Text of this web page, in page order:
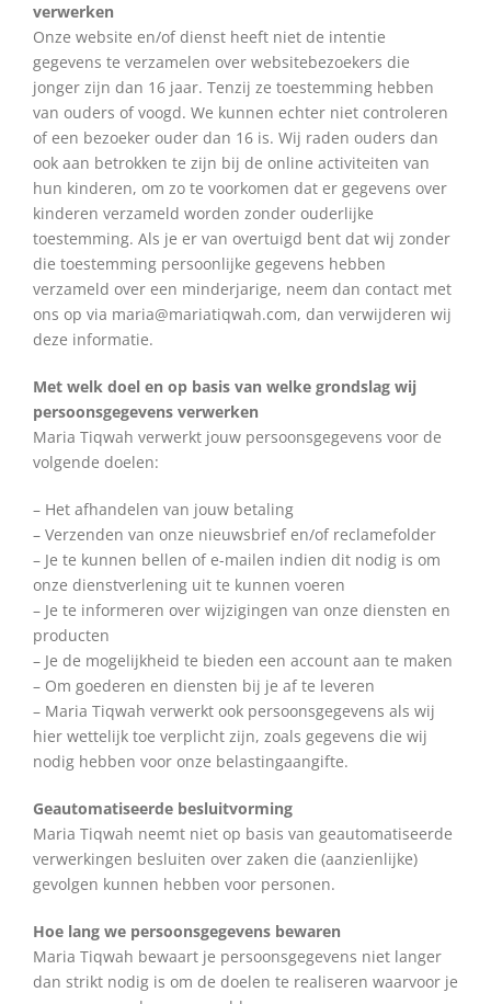
verwerken
Onze website en/of dienst heeft niet de intentie
gegevens te verzamelen over websitebezoekers die
jonger zijn dan 16 jaar. Tenzij ze toestemming hebben
van ouders of voogd. We kunnen echter niet controleren
of een bezoeker ouder dan 16 is. Wij raden ouders dan
ook aan betrokken te zijn bij de online activiteiten van
hun kinderen, om zo te voorkomen dat er gegevens over
kinderen verzameld worden zonder ouderlijke
toestemming. Als je er van overtuigd bent dat wij zonder
die toestemming persoonlijke gegevens hebben
verzameld over een minderjarige, neem dan contact met
ons op via maria@mariatiqwah.com, dan verwijderen wij
deze informatie.
Met welk doel en op basis van welke grondslag wij
persoonsgegevens verwerken
Maria Tiqwah verwerkt jouw persoonsgegevens voor de
volgende doelen:
– Het afhandelen van jouw betaling
– Verzenden van onze nieuwsbrief en/of reclamefolder
– Je te kunnen bellen of e-mailen indien dit nodig is om
onze dienstverlening uit te kunnen voeren
– Je te informeren over wijzigingen van onze diensten en
producten
– Je de mogelijkheid te bieden een account aan te maken
– Om goederen en diensten bij je af te leveren
– Maria Tiqwah verwerkt ook persoonsgegevens als wij
hier wettelijk toe verplicht zijn, zoals gegevens die wij
nodig hebben voor onze belastingaangifte.
Geautomatiseerde besluitvorming
Maria Tiqwah neemt niet op basis van geautomatiseerde
verwerkingen besluiten over zaken die (aanzienlijke)
gevolgen kunnen hebben voor personen.
Hoe lang we persoonsgegevens bewaren
Maria Tiqwah bewaart je persoonsgegevens niet langer
dan strikt nodig is om de doelen te realiseren waarvoor je